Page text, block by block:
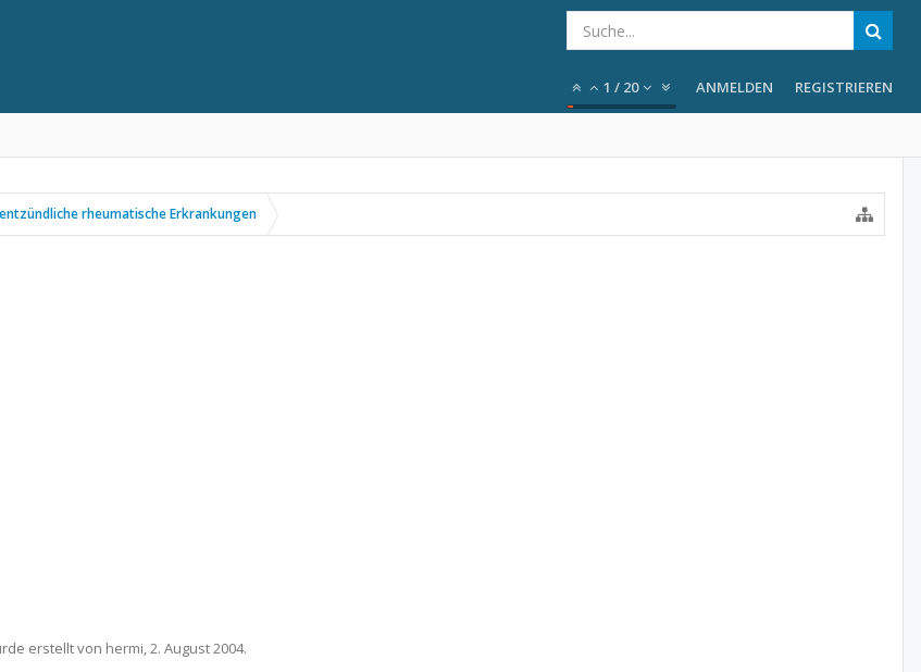
1 / 20 ANMELDEN REGISTRIEREN
rheumatische Erkrankungen
erstellt von hermi,2. August 2004.